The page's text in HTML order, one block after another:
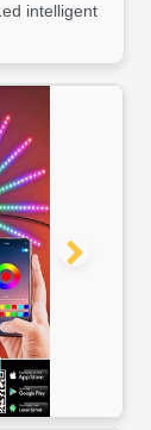
intelligent